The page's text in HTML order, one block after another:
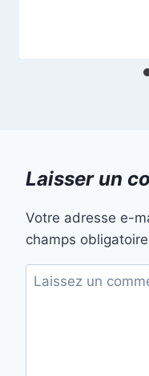
Laisser un
Votre adresse e-
champs